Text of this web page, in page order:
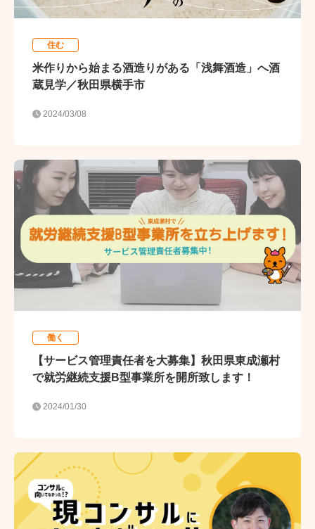
住む
米作りから始まる酒造りがある「浅舞酒造」へ酒
蔵見学／秋田県横手市
2024/03/08
働く
【サービス管理責任者を大募集】秋田県東成瀬村
で就労継続支援B型事業所を開所致します！
2024/01/30